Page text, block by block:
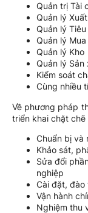
Quản trị Tài
Quản lý
Quản lý Tiêu
Quản lý
Quản lý Kho
Quản lý Sản
Kiểm soát
Cùng nhiều
Về phương pháp
triển khai chặt
Chuẩn bị và
Khảo sát,
Sửa đổi
nghiệp
Cài đặt, đào
Vận hành
Nghiệm thu